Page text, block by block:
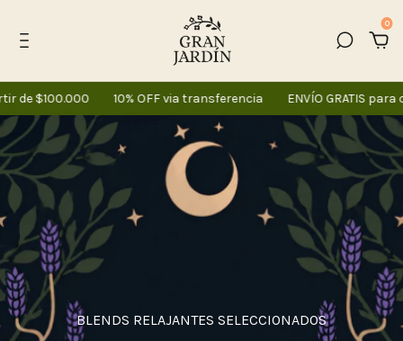
0
10% OFF via transferencia ENVÍO GRATIS para compras
BLENDS RELAJANTES SELECCIONADOS